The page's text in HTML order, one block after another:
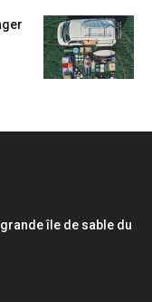
île de sable du